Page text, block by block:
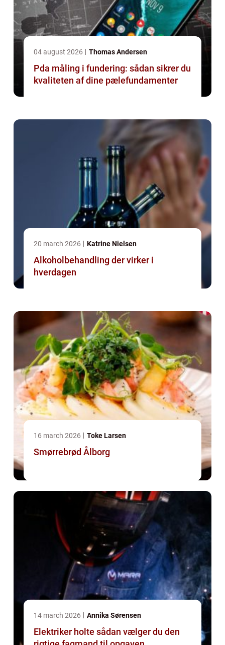
04 august 2026 Thomas Andersen
Pda måling i fundering: sådan sikrer du
kvaliteten af dine pælefundamenter
20 march 2026 Katrine Nielsen
Alkoholbehandling der virker i
hverdagen
16 march 2026 Toke Larsen
Smørrebrød Ålborg
14 march 2026 Annika Sørensen
Elektriker holte sådan vælger du den